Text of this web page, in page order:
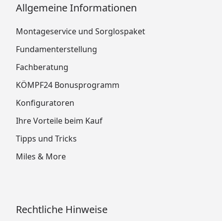
Allgemeine Informationen
Montageservice und Sorglospaket
Fundamenterstellung
Fachberatung
KÖMPF24 Bonusprogramm
Konfiguratoren
Ihre Vorteile beim Kauf
Tipps und Tricks
Miles & More
Rechtliche Hinweise